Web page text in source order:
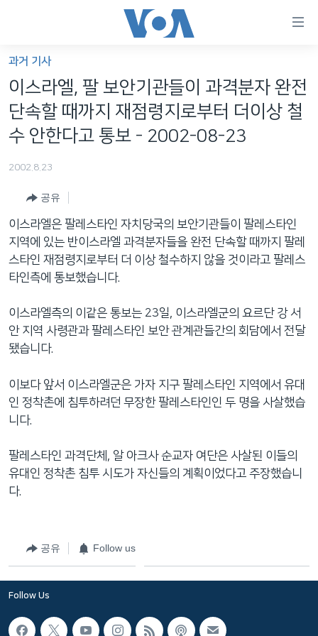
가
능
링
크
인
츠
로
이
동
인
네
비
이
션
이
동
검
등
세계
VOD
주파수 안내
언어 선택
과거 기사
이스라엘, 팔 보안기관들이 과격분자 완전
단속할 때까지 재점령지로부터 더이상 철
수 안한다고 통보 - 2002-08-23
2002.8.23
공유
이스라엘은 팔레스타인 자치당국의 보안기관들이 팔레스타인
지역에 있는 반이스라엘 과격분자들을 완전 단속할 때까지 팔레
스타인 재점령지로부터 더 이상 철수하지 않을 것이라고 팔레스
타인측에 통보했습니다.
이스라엘측의 이같은 통보는 23일, 이스라엘군의 요르단 강 서
안 지역 사령관과 팔레스타인 보안 관계관들간의 회담에서 전달
됐습니다.
이보다 앞서 이스라엘군은 가자 지구 팔레스타인 지역에서 유대
인 정착촌에 침투하려던 무장한 팔레스타인인 두 명을 사살했습
니다.
팔레스타인 과격단체, 알 아크사 순교자 여단은 사살된 이들의
유대인 정착촌 침투 시도가 자신들의 계획이었다고 주장했습니
다.
공유 Follow us
Follow Us